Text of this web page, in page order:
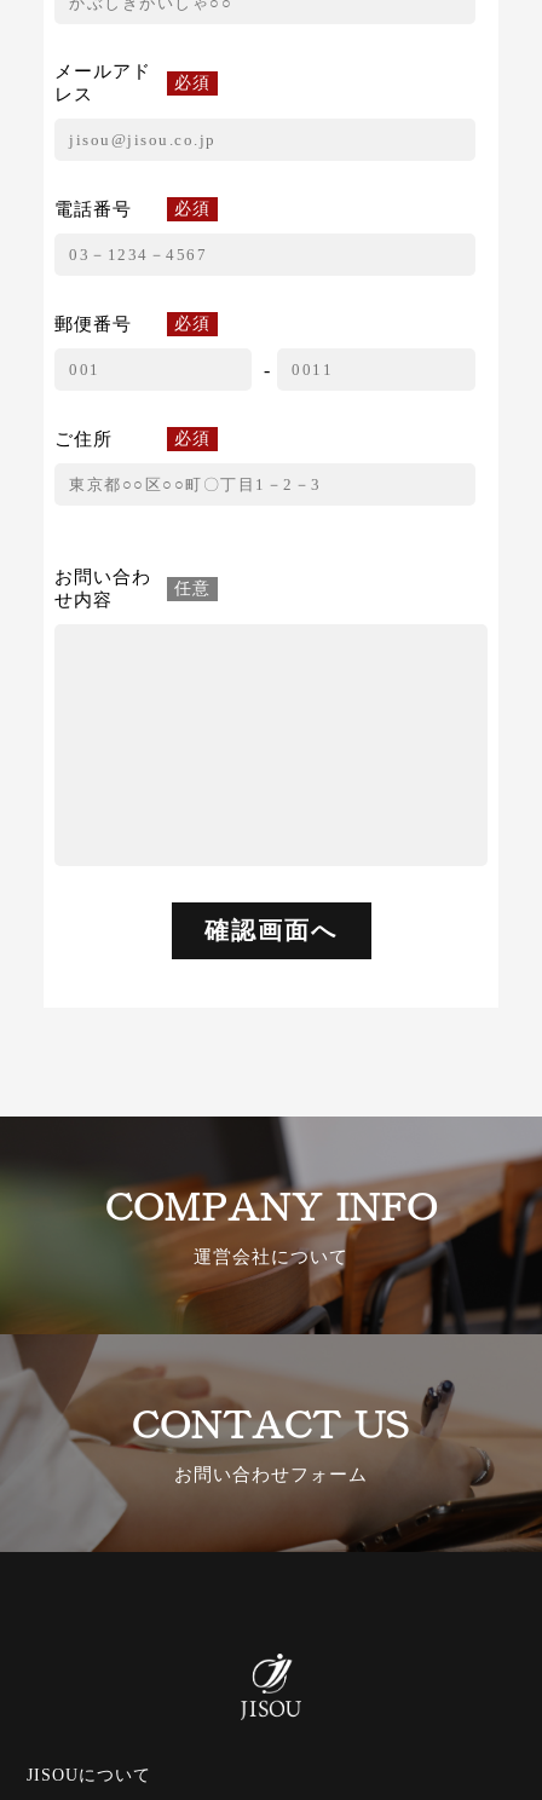
メールアド
レス
必須
電話番号 必須
郵便番号 必須
-
ご住所 必須
お問い合わ
せ内容
任意
COMPANY INFO
運営会社について
CONTACT US
お問い合わせフォーム
JISOUについて